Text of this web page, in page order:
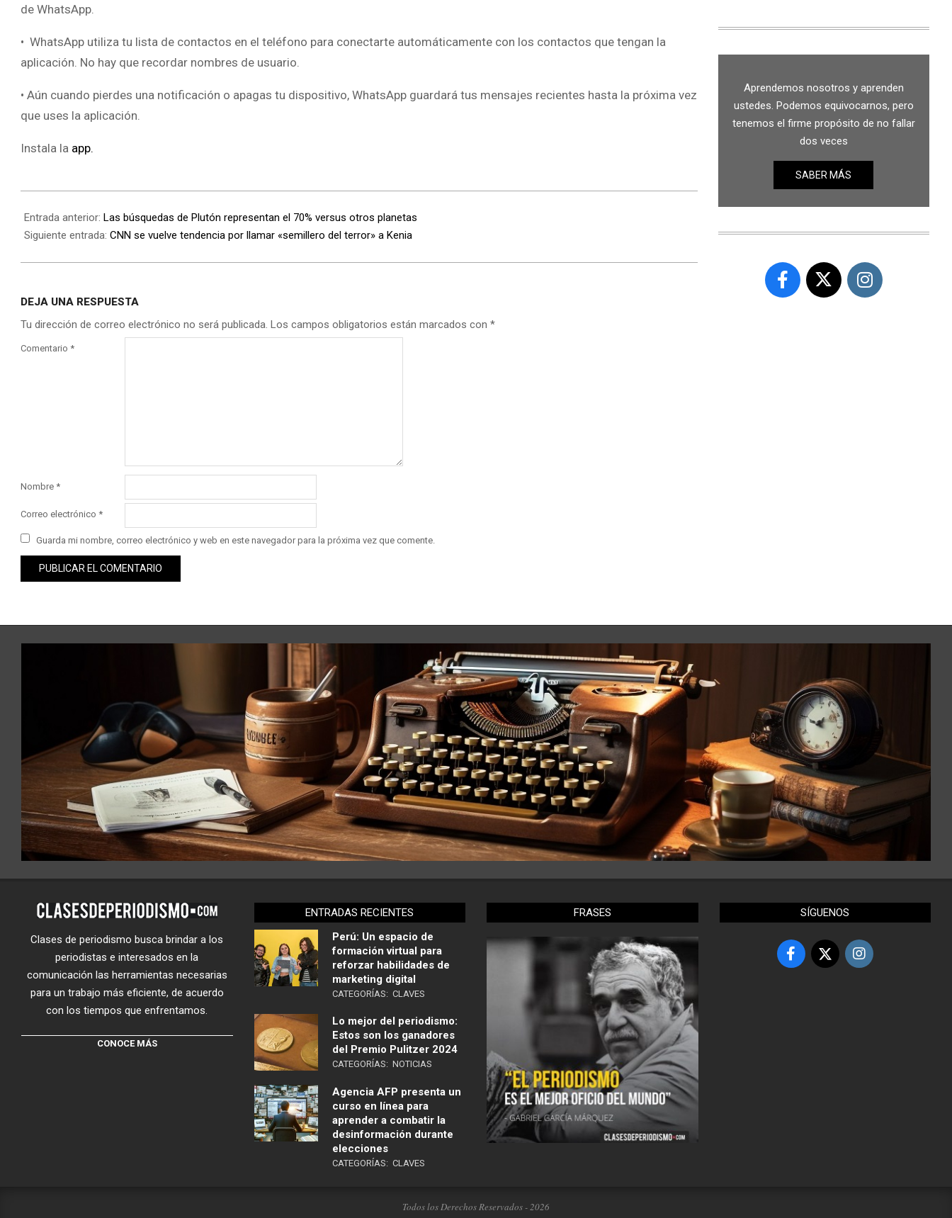
de WhatsApp.
• WhatsApp utiliza tu lista de contactos en el teléfono para conectarte automáticamente con los contactos que tengan la
aplicación. No hay que recordar nombres de usuario.
• Aún cuando pierdes una notificación o apagas tu dispositivo, WhatsApp guardará tus mensajes recientes hasta la próxima vez
que uses la aplicación.
Instala la app.
Entrada anterior: Las búsquedas de Plutón representan el 70% versus otros planetas
Siguiente entrada: CNN se vuelve tendencia por llamar «semillero del terror» a Kenia
DEJA UNA RESPUESTA
Tu dirección de correo electrónico no será publicada. Los campos obligatorios están marcados con *
Comentario *
Nombre *
Correo electrónico *
Guarda mi nombre, correo electrónico y web en este navegador para la próxima vez que comente.
Aprendemos nosotros y aprenden
ustedes. Podemos equivocarnos, pero
tenemos el firme propósito de no fallar
dos veces
SABER MÁS
Clases de periodismo busca brindar a los
periodistas e interesados en la
comunicación las herramientas necesarias
para un trabajo más eficiente, de acuerdo
con los tiempos que enfrentamos.
CONOCE MÁS
ENTRADAS RECIENTES
Perú: Un espacio de
formación virtual para
reforzar habilidades de
marketing digital
CATEGORÍAS: CLAVES
Lo mejor del periodismo:
Estos son los ganadores
del Premio Pulitzer 2024
CATEGORÍAS: NOTICIAS
Agencia AFP presenta un
curso en línea para
aprender a combatir la
desinformación durante
elecciones
CATEGORÍAS: CLAVES
FRASES SÍGUENOS
Todos los Derechos Reservados - 2026